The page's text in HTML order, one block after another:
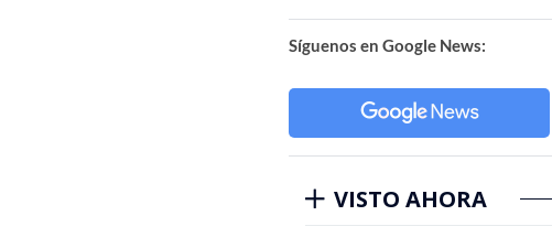
Síguenos en Google News:
VISTO AHORA